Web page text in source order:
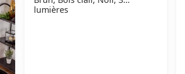
lumières